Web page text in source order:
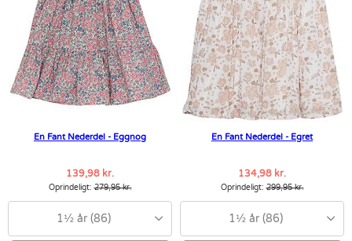
En Fant Nederdel - Eggnog
139,98 kr.
Oprindeligt:279,95 kr.
1½ år (86)
En Fant Nederdel - Egret
134,98 kr.
Oprindeligt:299,95 kr.
1½ år (86)